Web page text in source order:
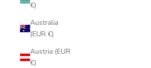
€)
Australia
(EUR €)
Austria (EUR
€)